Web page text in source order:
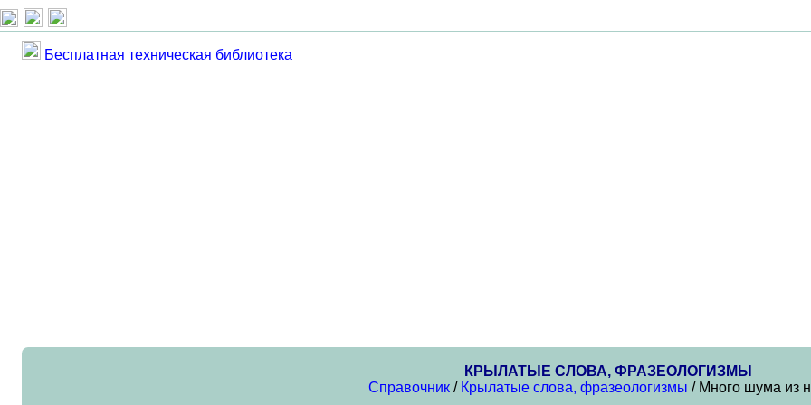
Бесплатная техническая библиотека
КРЫЛАТЫЕ СЛОВА, ФРАЗЕОЛОГИЗМЫ
Справочник / Крылатые слова, фразеологизмы / Много шума из